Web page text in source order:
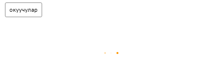
окуучулар